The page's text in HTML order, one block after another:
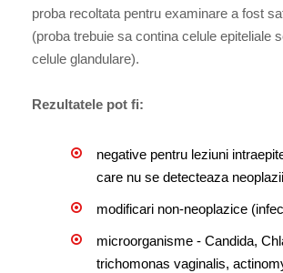
proba recoltata pentru examinare a fost
(proba trebuie sa contina celule epiteliale
celule glandulare).
Rezultatele pot fi:
negative pentru leziuni
care nu se detecteaza neoplazii
modificari non-neoplazice
microorganisme - Candida,
trichomonas vaginalis,